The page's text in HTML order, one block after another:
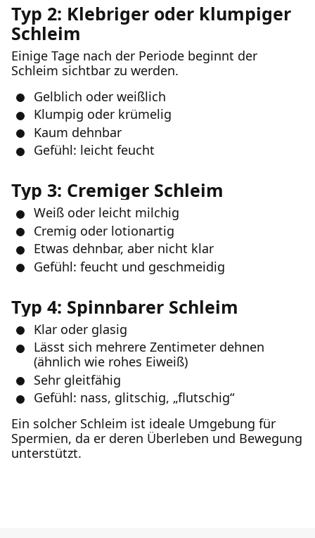
Typ 2: Klebriger oder klumpiger
Schleim
Einige Tage nach der Periode beginnt der
Schleim sichtbar zu werden.
Gelblich oder weißlich
Klumpig oder krümelig
Kaum dehnbar
Gefühl: leicht feucht
Typ 3: Cremiger Schleim
Weiß oder leicht milchig
Cremig oder lotionartig
Etwas dehnbar, aber nicht klar
Gefühl: feucht und geschmeidig
Typ 4: Spinnbarer Schleim
Klar oder glasig
Lässt sich mehrere Zentimeter dehnen
(ähnlich wie rohes Eiweiß)
Sehr gleitfähig
Gefühl: nass, glitschig, „flutschig“
Ein solcher Schleim ist ideale Umgebung für
Spermien, da er deren Überleben und Bewegung
unterstützt.